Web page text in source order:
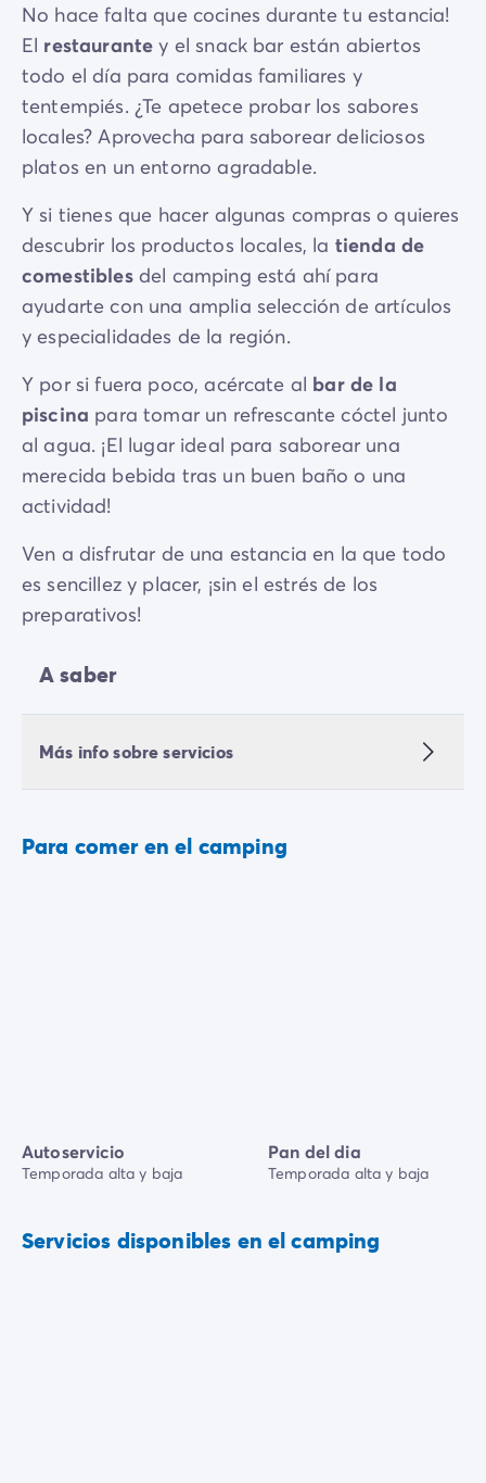
No hace falta que cocines durante tu estancia!
El restaurante y el snack bar están abiertos
todo el día para comidas familiares y
tentempiés. ¿Te apetece probar los sabores
locales? Aprovecha para saborear deliciosos
platos en un entorno agradable.
Y si tienes que hacer algunas compras o quieres
descubrir los productos locales, la tienda de
comestiblesdel camping está ahí para
ayudarte con una amplia selección de artículos
y especialidades de la región.
Y por si fuera poco, acércate al bar de la
piscina para tomar un refrescante cóctel junto
al agua. ¡El lugar ideal para saborear una
merecida bebida tras un buen baño o una
actividad!
Ven a disfrutar de una estancia en la que todo
es sencillez y placer, ¡sin el estrés de los
preparativos!
A saber
Más info sobre servicios
Para comer en el camping
Autoservicio
Temporada alta y baja
Pan del dia
Temporada alta y baja
Servicios disponibles en el camping